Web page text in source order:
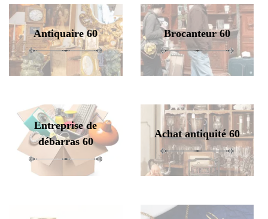
Antiquaire 60 Brocanteur 60
Entreprise de
débarras 60
Achat antiquité 60